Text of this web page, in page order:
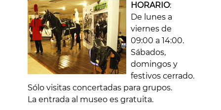
HORARIO:
De lunes a
viernes de
09:00 a 14:00.
Sábados,
domingos y
festivos cerrado.
Sólo visitas concertadas para grupos.
La entrada al museo es gratuita.